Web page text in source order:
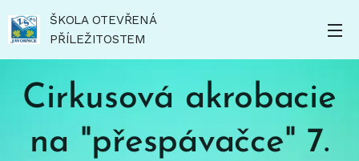
ŠKOLA OTEVŘENÁ
PŘÍLEŽITOSTEM
Cirkusová akrobacie
na "přespávačce" 7.